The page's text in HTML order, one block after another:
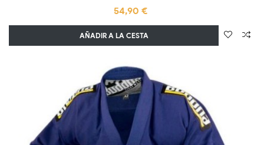
54,90 €
AÑADIR A LA CESTA